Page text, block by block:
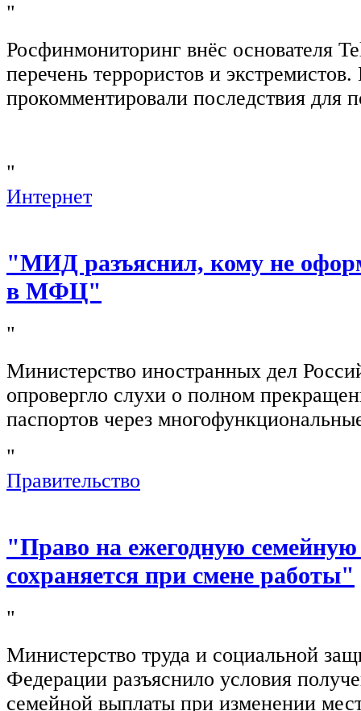
"
Росфинмониторинг внёс основателя
перечень террористов и
прокомментировали последствия для
"
Интернет
"МИД разъяснил, кому не
в МФЦ"
"
Министерство иностранных дел
опровергло слухи о полном
паспортов через
"
Правительство
"Право на ежегодную
сохраняется при смене работы"
"
Министерство труда и социальной
Федерации разъяснило условия
семейной выплаты при изменении